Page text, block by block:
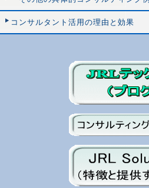
コンサルタント活用の理由と効果